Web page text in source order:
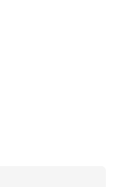
variations.